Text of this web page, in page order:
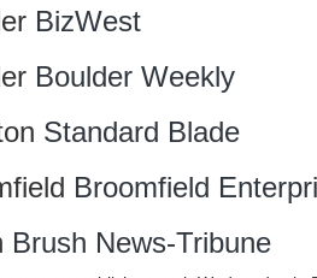
BizWest
Boulder Weekly
Standard Blade
Broomfield
Brush News-Tribune